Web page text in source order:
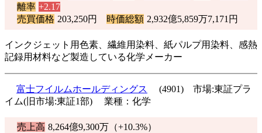
離率 +2.17
売買価格 203,250円 時価総額 2,932億5,859万7,171円
インクジェット用色素、繊維用染料、紙パルプ用染料、感熱
記録用材料など製造している化学メーカー
富士フイルムホールディングス
(4901) 市場:東証プラ
イム(旧市場:東証1部) 業種：化学
売上高 8,264億9,300万（+10.3%）